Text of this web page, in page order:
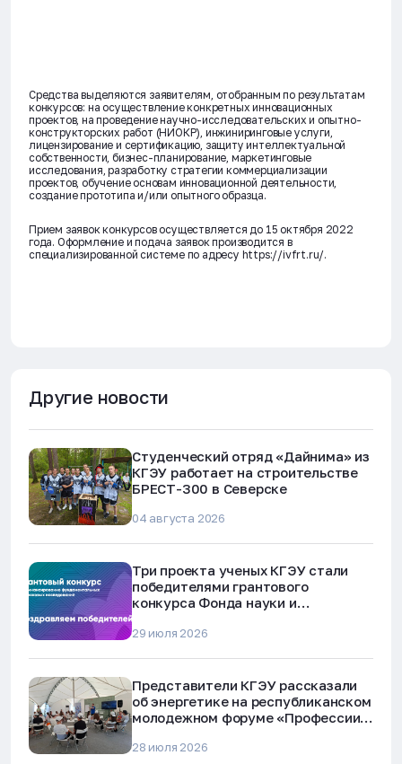
Средства выделяются заявителям, отобранным по результатам
конкурсов: на осуществление конкретных инновационных
проектов, на проведение научно-исследовательских и опытно-
конструкторских работ (НИОКР), инжиниринговые услуги,
лицензирование и сертификацию, защиту интеллектуальной
собственности, бизнес-планирование, маркетинговые
исследования, разработку стратегии коммерциализации
проектов, обучение основам инновационной деятельности,
создание прототипа и/или опытного образца.
Прием заявок конкурсов осуществляется до 15 октября 2022
года. Оформление и подача заявок производится в
специализированной системе по адресу https://ivfrt.ru/.
Другие новости
Студенческий отряд «Дайнима» из
КГЭУ работает на строительстве
БРЕСТ-300 в Северске
04 августа 2026
Три проекта ученых КГЭУ стали
победителями грантового
конкурса Фонда науки и
29 июля 2026
Представители КГЭУ рассказали
об энергетике на республиканском
молодежном форуме «Профессии
28 июля 2026